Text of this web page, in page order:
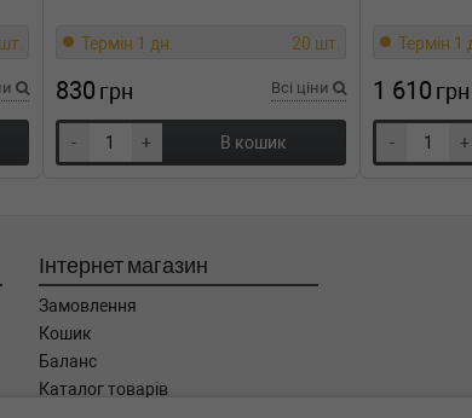
Термін 1 дн. 20 шт.
830 грн Всі ціни
- + В кошик
Термін 1
1 610 грн
- +
Інтернет магазин
Замовлення
Кошик
Баланс
Каталог товарів